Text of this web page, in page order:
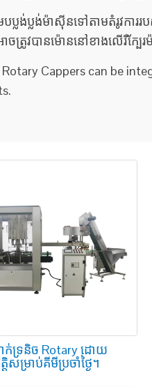
ប្លង់ប្លង់ម៉ាស៊ីនទៅតាមតំរូវកា
ចត្រូវបានម៉ោននៅខាងលើរឺក្បែ
Rotary Cappers can be
ក់ទ្រនិច Rotary ដោយ
តិសម្រាប់គីមីប្រចាំថ្ងៃ។